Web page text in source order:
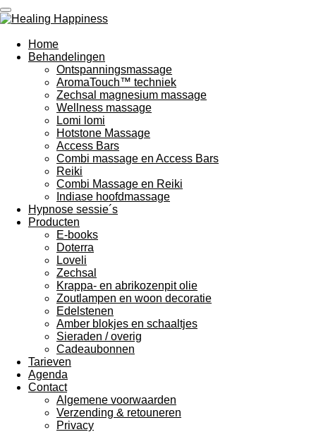
Ga
direct
naar
de
hoofdinhoud
Home
Behandelingen
Ontspanningsmassage
AromaTouch™ techniek
Zechsal magnesium massage
Wellness massage
Lomi lomi
Hotstone Massage
Access Bars
Combi massage en Access Bars
Reiki
Combi Massage en Reiki
Indiase hoofdmassage
Hypnose sessie´s
Producten
E-books
Doterra
Loveli
Zechsal
Krappa- en abrikozenpit olie
Zoutlampen en woon decoratie
Edelstenen
Amber blokjes en schaaltjes
Sieraden / overig
Cadeaubonnen
Tarieven
Agenda
Contact
Algemene voorwaarden
Verzending & retouneren
Privacy